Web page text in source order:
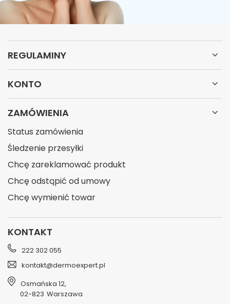
REGULAMINY
KONTO
ZAMÓWIENIA
Status zamówienia
Śledzenie przesyłki
Chcę zareklamować produkt
Chcę odstąpić od umowy
Chcę wymienić towar
KONTAKT
222 302 055
kontakt@dermoexpert.pl
Osmańska 12,
02-823 Warszawa